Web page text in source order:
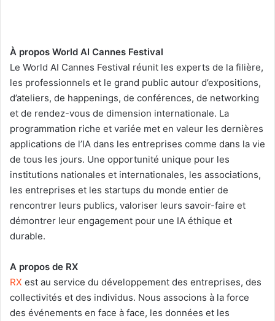
À propos World AI Cannes Festival
Le World AI Cannes Festival réunit les experts de la filière,
les professionnels et le grand public autour d’expositions,
d’ateliers, de happenings, de conférences, de networking
et de rendez-vous de dimension internationale. La
programmation riche et variée met en valeur les dernières
applications de l’IA dans les entreprises comme dans la vie
de tous les jours. Une opportunité unique pour les
institutions nationales et internationales, les associations,
les entreprises et les startups du monde entier de
rencontrer leurs publics, valoriser leurs savoir-faire et
démontrer leur engagement pour une IA éthique et
durable.
A propos de RX
RX est au service du développement des entreprises, des
collectivités et des individus. Nous associons à la force
des événements en face à face, les données et les